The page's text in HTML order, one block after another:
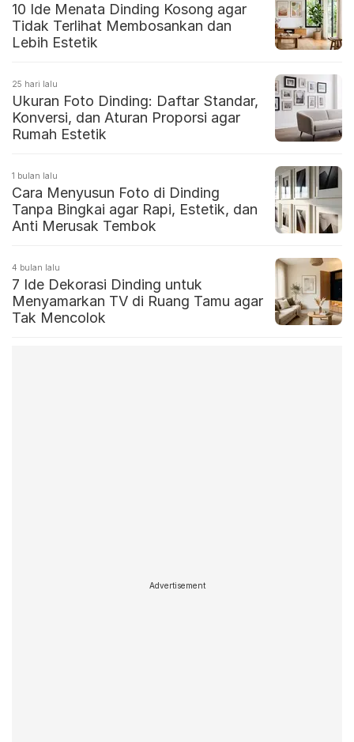
10 Ide Menata Dinding Kosong agar
Tidak Terlihat Membosankan dan
Lebih Estetik
25 hari lalu
Ukuran Foto Dinding: Daftar Standar,
Konversi, dan Aturan Proporsi agar
Rumah Estetik
1 bulan lalu
Cara Menyusun Foto di Dinding
Tanpa Bingkai agar Rapi, Estetik, dan
Anti Merusak Tembok
4 bulan lalu
7 Ide Dekorasi Dinding untuk
Menyamarkan TV di Ruang Tamu agar
Tak Mencolok
Advertisement